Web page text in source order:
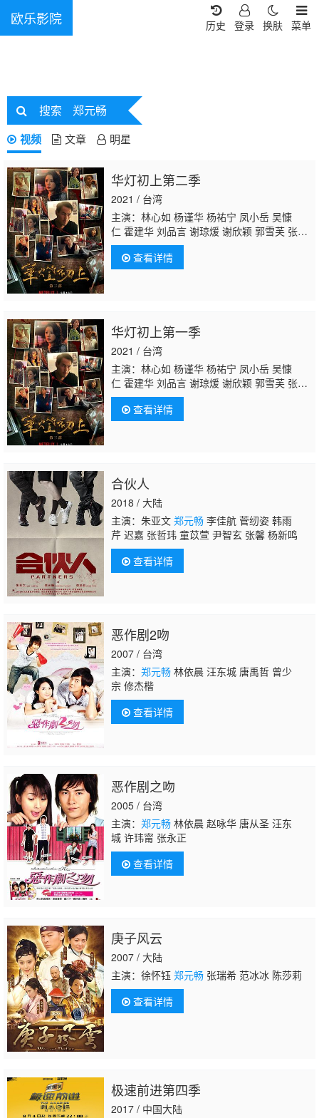
欧乐影院 菜单
换肤
登录
历史
搜索 郑元畅
视频 文章 明星
华灯初上第二季
2021 / 台湾
主演：林心如 杨谨华 杨祐宁 凤小岳 吴慷
仁 霍建华 刘品言 谢琼煖 谢欣颖 郭雪芙 张轩
睿 江宜蓉 章广辰
楷 林柏宏 王净 曾敬骅 张睿家 胡玮杰 谢雨
芝 屈中恒 应采灵 王静莹 伊正 黄柔闽 朱宥
查看详情
华灯初上第一季
2021 / 台湾
主演：林心如 杨谨华 杨祐宁 凤小岳 吴慷
仁 霍建华 刘品言 谢琼煖 谢欣颖 郭雪芙 张轩
睿 江宜蓉 章广辰
楷 林柏宏 王净 曾敬骅 张睿家 胡玮杰 谢雨
芝 屈中恒 应采灵 王静莹 伊正 黄柔闽 朱宥
查看详情
合伙人
2018 / 大陆
主演：朱亚文 郑元畅李佳航 菅纫姿 韩雨
芹 迟嘉 张哲玮 童苡萱 尹智玄 张馨 杨新鸣
查看详情
恶作剧2吻
2007 / 台湾
主演： 郑元畅林依晨 汪东城 唐禹哲 曾少
宗 修杰楷
查看详情
恶作剧之吻
2005 / 台湾
主演： 郑元畅林依晨 赵咏华 唐从圣 汪东
城 许玮甯 张永正
查看详情
庚子风云
2007 / 大陆
主演：徐怀钰 郑元畅张瑞希 范冰冰 陈莎莉
查看详情
极速前进第四季
2017 / 中国大陆